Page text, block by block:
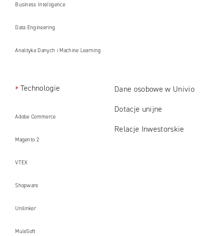
Business Intelligence
Data Engineering
Analityka Danych i Machine Learning
Technologie
Adobe Commerce
Magento 2
VTEX
Shopware
Unilinker
MuleSoft
Dane osobowe w Univio
Dotacje unijne
Relacje Inwestorskie